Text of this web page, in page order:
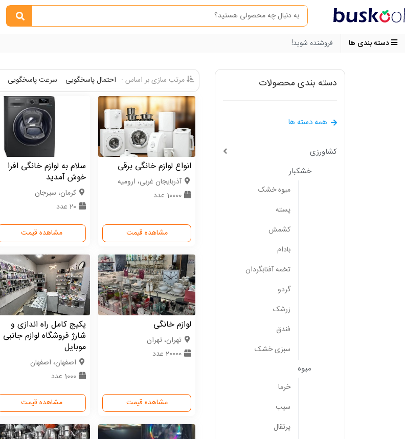
دسته بندی ها
فروشنده شوید!
مرتب سازی بر اساس : احتمال پاسخگویی سرعت پاسخگویی
انواع لوازم خانگی برقی
آذربایجان غربی، ارومیه
10000 عدد
مشاهده قیمت
سلام به لوازم خانگی افرا
خوش آمدید
كرمان، سیرجان
20 عدد
مشاهده قیمت
لوازم خانگی
تهران، تهران
20000 عدد
مشاهده قیمت
پکیج کامل راه اندازی و
شارژ فروشگاه لوازم جانبی
موبایل
اصفهان، اصفهان
1000 عدد
مشاهده قیمت
دسته بندی محصولات
همه دسته ها
کشاورزی
خشکبار
میوه خشک
پسته
کشمش
بادام
تخمه آفتابگردان
گردو
زرشک
فندق
سبزی خشک
میوه
خرما
سیب
پرتقال